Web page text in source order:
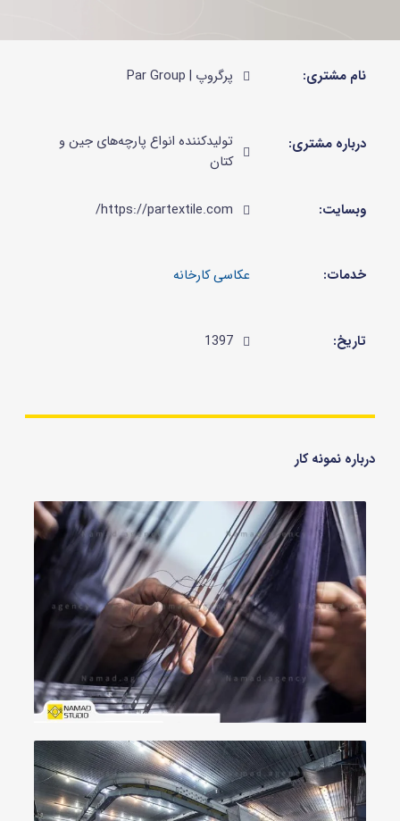
نام مشتری: پرگروپ | Par Group
درباره مشتری:
تولیدکننده انواع پارچه‌های جین و
کتان
وبسایت: https://partextile.com/
خدمات:
تاریخ: 1397
درباره نمونه کار